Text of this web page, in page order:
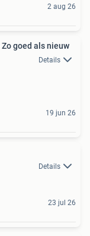
2 aug 26
Ninebot e3 - Zo goed als nieuw
Details
19 jun 26
Details
23 jul 26